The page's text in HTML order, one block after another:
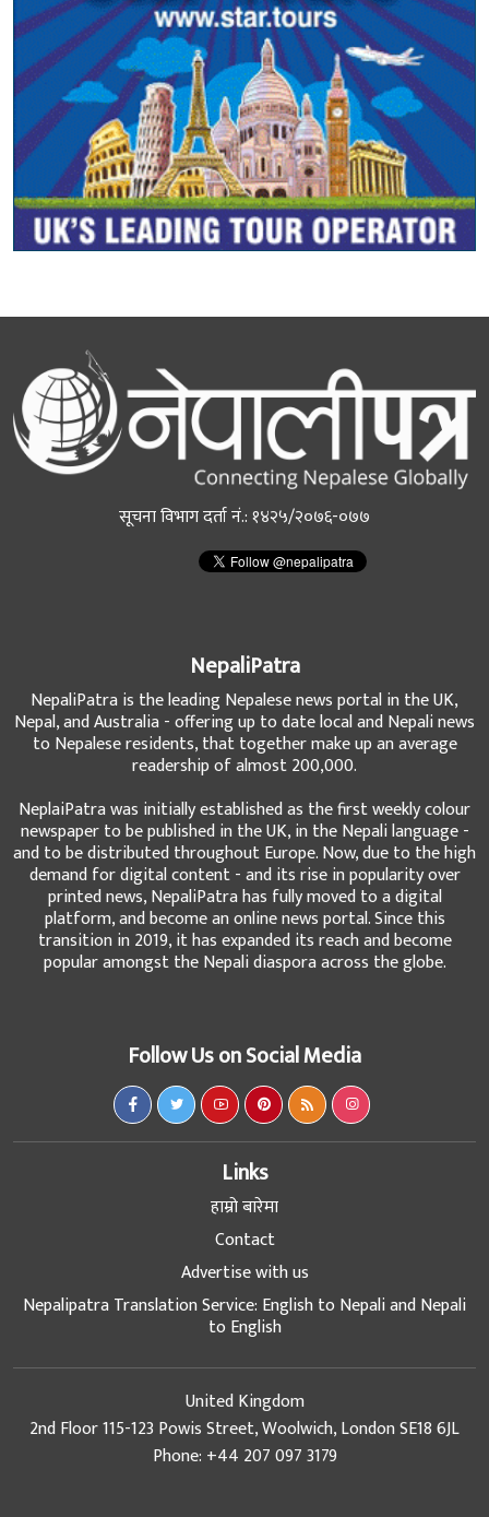
सूचना विभाग दर्ता नं.: १४२५/२०७६-०७७
NepaliPatra
NepaliPatra is the leading Nepalese news portal in the UK,
Nepal, and Australia - offering up to date local and Nepali news
to Nepalese residents, that together make up an average
readership of almost 200,000.
NeplaiPatra was initially established as the first weekly colour
newspaper to be published in the UK, in the Nepali language -
and to be distributed throughout Europe. Now, due to the high
demand for digital content - and its rise in popularity over
printed news, NepaliPatra has fully moved to a digital
platform, and become an online news portal. Since this
transition in 2019, it has expanded its reach and become
popular amongst the Nepali diaspora across the globe.
Follow Us on Social Media
Links
हाम्रो बारेमा
Contact
Advertise with us
Nepalipatra Translation Service: English to Nepali and Nepali
to English
United Kingdom
2nd Floor 115-123 Powis Street, Woolwich, London SE18 6JL
Phone: +44 207 097 3179